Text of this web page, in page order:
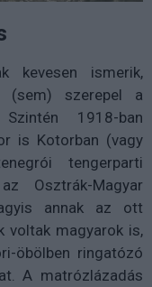
kevesen ismerik,
(sem) szerepel a
Szintén 1918-ban
is Kotorban (vagy
tengerparti
Osztrák-Magyar
annak az ott
voltak magyarok is,
öbölben ringatózó
A matrózlázadás